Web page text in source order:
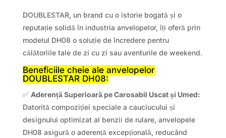
DOUBLESTAR, un brand cu o istorie bogată și o
reputație solidă în industria anvelopelor, îți oferă prin
modelul DH08 o soluție de încredere pentru
călătoriile tale de zi cu zi sau aventurile de weekend.
Beneficiile cheie ale anvelopelor
DOUBLESTAR DH08:
✅ Aderență Superioară pe Carosabil Uscat și Umed:
Datorită compoziției speciale a cauciucului și
designului optimizat al benzii de rulare, anvelopele
DH08 asigură o aderență excepțională, reducând